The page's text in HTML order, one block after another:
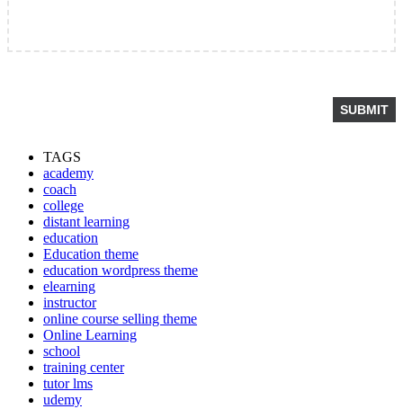
TAGS
academy
coach
college
distant learning
education
Education theme
education wordpress theme
elearning
instructor
online course selling theme
Online Learning
school
training center
tutor lms
udemy